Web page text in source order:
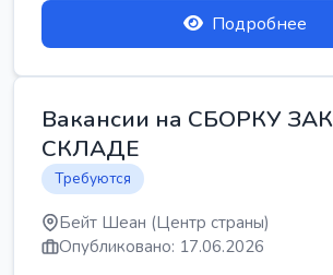
Подробнее
Вакансии на СБОРКУ
СКЛАДЕ
Требуются
Бейт Шеан (Центр страны)
Опубликовано: 17.06.2026